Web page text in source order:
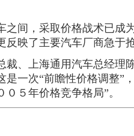
间，采取价格战术已成
反映了主要汽车厂商急于
、上海通用汽车总经理陈
是一次“前瞻性价格调整”
０５年价格竞争格局”。